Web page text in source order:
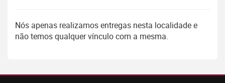
Nós apenas realizamos entregas nesta localidade e
não temos qualquer vínculo com a mesma.